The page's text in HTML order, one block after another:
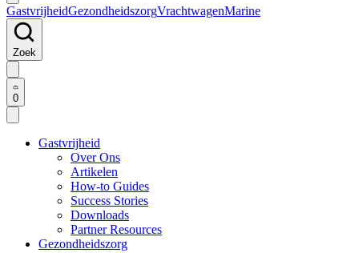
GastvrijheidGezondheidszorgVrachtwagenMarine
Zoek
0
Gastvrijheid
Over Ons
Artikelen
How-to Guides
Success Stories
Downloads
Partner Resources
Gezondheidszorg